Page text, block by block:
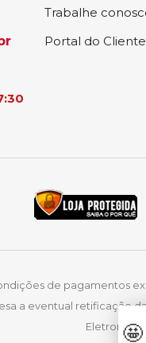
Trabalhe
Portal do Cliente
de pagamentos
a eventual retificação
Eletromar🤩